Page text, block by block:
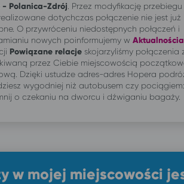
- Polanica-Zdrój . Przez modyfikację przebiegu
dotychczas połączenie nie jest już
O przywróceniu niedostępnych połączeń i
nowych poinformujemy w
Powiązane relacje skojarzyliśmy połączenia
przez Ciebie miejscowością
Dzięki ustudze adres-adres Hopera
wygodniej niż autobusem czy pociągiem:
o czekaniu na dworcu i dźwiganiu bagaży.
w mojej miejscowości